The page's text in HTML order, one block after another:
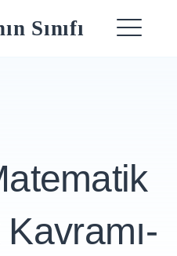
Sınıfı